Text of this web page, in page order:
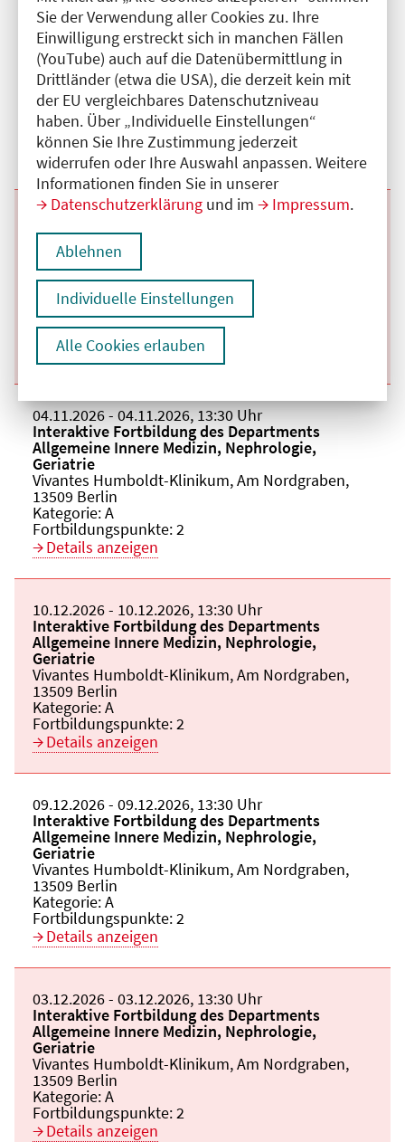
Sie der Verwendung aller Cookies zu. Ihre
Einwilligung erstreckt sich in manchen Fällen
(YouTube) auch auf die Datenübermittlung in
Drittländer (etwa die USA), die derzeit kein mit
der EU vergleichbares Datenschutzniveau
haben. Über „Individuelle Einstellungen“
können Sie Ihre Zustimmung jederzeit
widerrufen oder Ihre Auswahl anpassen. Weitere
Informationen finden Sie in unserer
Datenschutzerklärung und im Impressum.
Ablehnen
Individuelle Einstellungen
Alle Cookies erlauben
Beginn:
11.11.2026 Ende und Anfangszeit:
-11.11.2026,13:30 Uhr
Veranstaltungstitel:
Interaktive Fortbildung des Departments
Allgemeine Innere Medizin, Nephrologie,
Geriatrie
Veranstaltungsort:
Vivantes Humboldt-Klinikum, Am Nordgraben,
13509 Berlin
Kategorie:A
Fortbildungspunkte:2
Details anzeigen
Ende und Anfangszeit:
,13:30 Uhr
Veranstaltungstitel:
Interaktive Fortbildung des Departments
Allgemeine Innere Medizin, Nephrologie,
Geriatrie
Veranstaltungsort:
Vivantes Humboldt-Klinikum, Am Nordgraben,
13509 Berlin
Kategorie:A
Fortbildungspunkte:2
Details anzeigen
Beginn:
04.11.2026Ende und Anfangszeit:
-04.11.2026,13:30 Uhr
Veranstaltungstitel:
Interaktive Fortbildung des Departments
Allgemeine Innere Medizin, Nephrologie,
Geriatrie
Veranstaltungsort:
Vivantes Humboldt-Klinikum, Am Nordgraben,
13509 Berlin
Kategorie:A
Fortbildungspunkte:2
Details anzeigen
Beginn:
10.12.2026Ende und Anfangszeit:
- 10.12.2026, 13:30 Uhr
Veranstaltungstitel:
Interaktive Fortbildung des Departments
Allgemeine Innere Medizin, Nephrologie,
Geriatrie
Veranstaltungsort:
Vivantes Humboldt-Klinikum, Am Nordgraben,
13509 Berlin
Kategorie:A
Fortbildungspunkte:2
Details anzeigen
Beginn:
09.12.2026Ende und Anfangszeit:
- 09.12.2026, 13:30 Uhr
Veranstaltungstitel:
Interaktive Fortbildung des Departments
Allgemeine Innere Medizin, Nephrologie,
Geriatrie
Veranstaltungsort:
Vivantes Humboldt-Klinikum, Am Nordgraben,
13509 Berlin
Kategorie:A
Fortbildungspunkte:2
Details anzeigen
Beginn:
03.12.2026Ende und Anfangszeit:
- 03.12.2026, 13:30 Uhr
Veranstaltungstitel:
Interaktive Fortbildung des Departments
Allgemeine Innere Medizin, Nephrologie,
Geriatrie
Veranstaltungsort:
Vivantes Humboldt-Klinikum, Am Nordgraben,
13509 Berlin
Kategorie:A
Fortbildungspunkte:2
Details anzeigen